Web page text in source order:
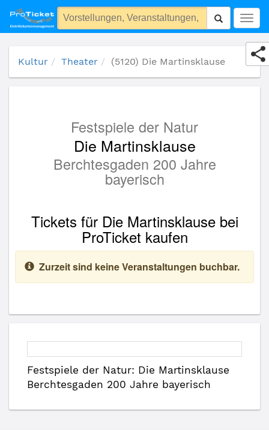
(5120) Die Martinsklause
Kultur Theater (5120) Die Martinsklause
Festspiele der Natur
Die Martinsklause
Berchtesgaden 200 Jahre
bayerisch
Tickets für Die Martinsklause bei
ProTicket kaufen
Zurzeit sind keine Veranstaltungen buchbar.
Festspiele der Natur: Die Martinsklause
Berchtesgaden 200 Jahre bayerisch